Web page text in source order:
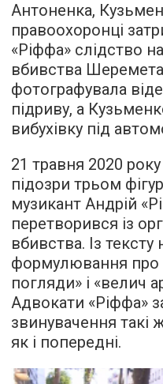
Антоненка,
правоохоронці
«Ріффа» слідство
вбивства
фотографувала
підриву, а
вибухівку під
21 травня 2020
підозри трьом
музикант Андрій
перетворився із
вбивства. Із
формулювання про
погляди» і «велич
Адвокати «Ріффа»
звинувачення такі
як і попередні.